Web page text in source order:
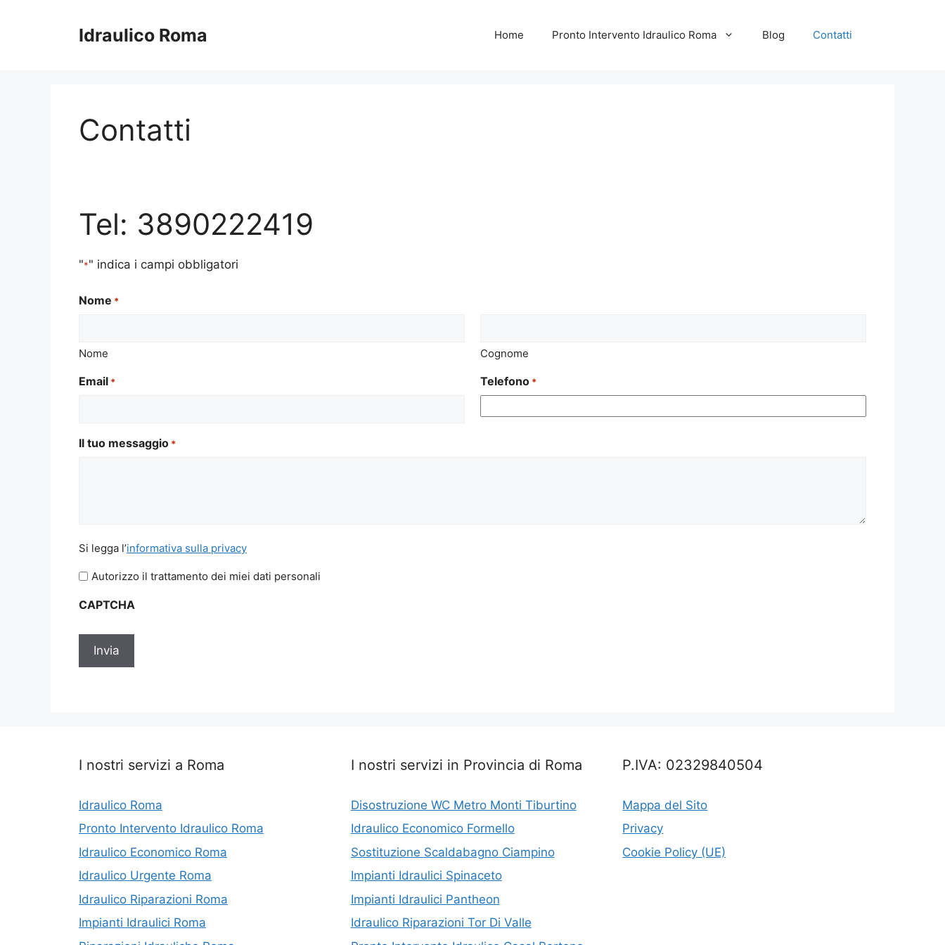
Idraulico Roma Home Pronto Intervento Idraulico Roma Blog Contatti
Contatti
Tel: 3890222419
"*" indica i campi obbligatori
Nome *
Nome Cognome
Email * Telefono *
Il tuo messaggio *
Si
l'informativa
sulla
*
Si legga l’informativa sulla privacy
Autorizzo il trattamento dei miei dati personali
CAPTCHA
I nostri servizi a Roma
Idraulico Roma
Pronto Intervento Idraulico Roma
Idraulico Economico Roma
Idraulico Urgente Roma
Idraulico Riparazioni Roma
Impianti Idraulici Roma
I nostri servizi in Provincia di Roma
Disostruzione WC Metro Monti Tiburtino
Idraulico Economico Formello
Sostituzione Scaldabagno Ciampino
Impianti Idraulici Spinaceto
Impianti Idraulici Pantheon
Idraulico Riparazioni Tor Di Valle
P.IVA: 02329840504
Mappa del Sito
Privacy
Cookie Policy (UE)